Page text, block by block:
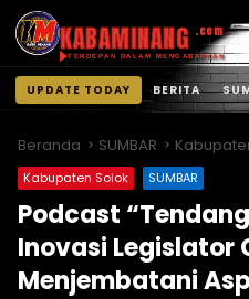
KABAMINANG .com
TERDEPAN DALAM MENGABARKAN
UPDATE TODAY BERITA
konten
Beranda SUMBAR
Kabupaten Solok SUMBAR
Podcast
Inovasi Legislator
Menjembatani